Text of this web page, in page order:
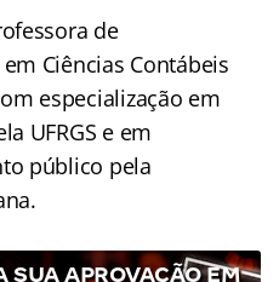
de
Ciências Contábeis
especialização em
UFRGS e em
público pela
SUA APROVAÇÃO EM